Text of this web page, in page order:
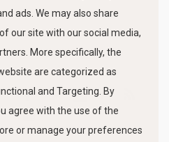
ads. We may also share
our site with our social media,
More specifically, the
are categorized as
and Targeting. By
agree with the use of the
or manage your preferences